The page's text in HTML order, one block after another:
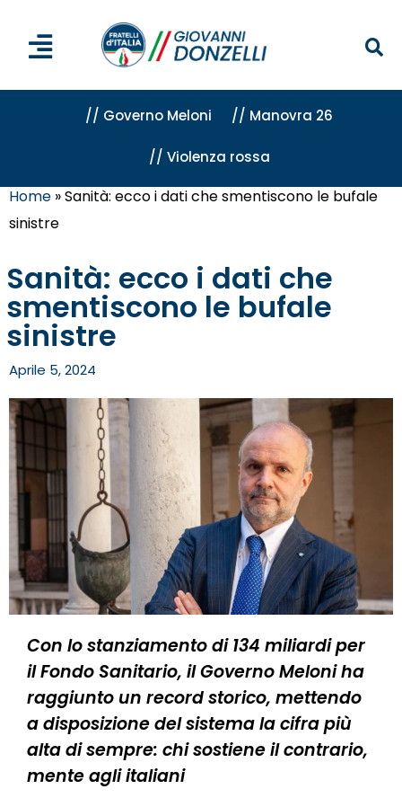
// Governo Meloni // Manovra 26
// Violenza rossa
Home »Sanità: ecco i dati che smentiscono le bufale
sinistre
Sanità: ecco i dati che
smentiscono le bufale
sinistre
Aprile 5, 2024
Con lo stanziamento di 134 miliardi per
il Fondo Sanitario, il Governo Meloni ha
raggiunto un record storico, mettendo
a disposizione del sistema la cifra più
alta di sempre: chi sostiene il contrario,
mente agli italiani